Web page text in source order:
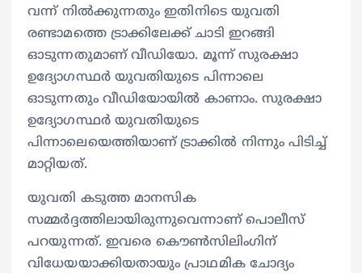
വന്ന് നിൽക്കുന്നതും ഇതിനിടെ യുവതി
രണ്ടാമത്തെ ട്രാക്കിലേക്ക് ചാടി ഇറങ്ങി
ഓടുന്നതുമാണ് വീഡിയോ. മൂന്ന് സുരക്ഷാ
ഉദ്യോഗസ്ഥർ യുവതിയുടെ പിന്നാലെ
ഓടുന്നതും വീഡിയോയിൽ കാണാം. സുരക്ഷാ
ഉദ്യോഗസ്ഥർ യുവതിയുടെ
പിന്നാലെയെത്തിയാണ് ട്രാക്കിൽ നിന്നും പിടിച്ച്
മാറ്റിയത്.
യുവതി കടുത്ത മാനസിക
സമ്മർദ്ദത്തിലായിരുന്നുവെന്നാണ് പൊലീസ്
പറയുന്നത്. ഇവരെ കൌൺസിലിംഗിന്
വിധേയയാക്കിയതായും പ്രാഥമിക ചോദ്യം